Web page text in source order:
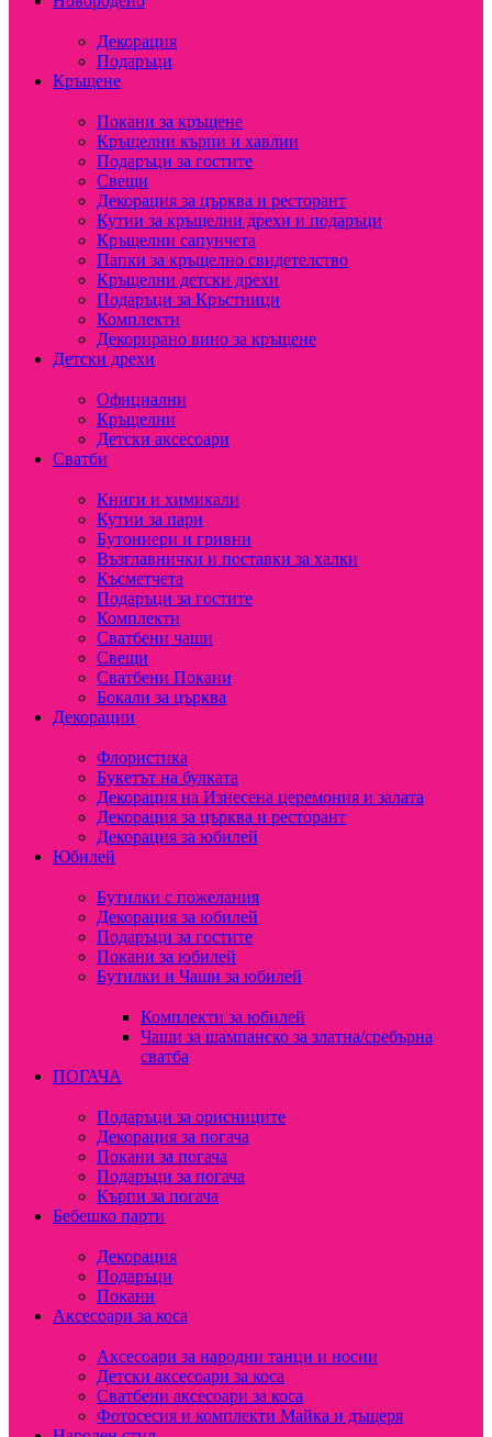
Декорация
Подаръци
Кръщене
Покани за кръщене
Кръщелни кърпи и хавлии
Подаръци за гостите
Свещи
Декорация за църква и ресторант
Кутии за кръщелни дрехи и подаръци
Кръщелни сапунчета
Папки за кръщелно свидетелство
Кръщелни детски дрехи
Подаръци за Кръстници
Комплекти
Декорирано вино за кръщене
Детски дрехи
Официални
Кръщелни
Детски аксесоари
Сватби
Книги и химикали
Кутии за пари
Бутониери и гривни
Възглавнички и поставки за халки
Късметчета
Подаръци за гостите
Комплекти
Сватбени чаши
Свещи
Сватбени Покани
Бокали за църква
Декорации
Флористика
Букетът на булката
Декорация на Изнесена церемония и залата
Декорация за църква и ресторант
Декорация за юбилей
Юбилей
Бутилки с пожелания
Декорация за юбилей
Подаръци за гостите
Покани за юбилей
Бутилки и Чаши за юбилей
Комплекти за юбилей
Чаши за шампанско за златна/сребърна
сватба
ПОГАЧА
Подаръци за орисниците
Декорация за погача
Покани за погача
Подаръци за погача
Кърпи за погача
Бебешко парти
Декорация
Подаръци
Покани
Аксесоари за коса
Аксесоари за народни танци и носии
Детски аксесоари за коса
Сватбени аксесоари за коса
Фотосесия и комплекти Майка и дъщеря